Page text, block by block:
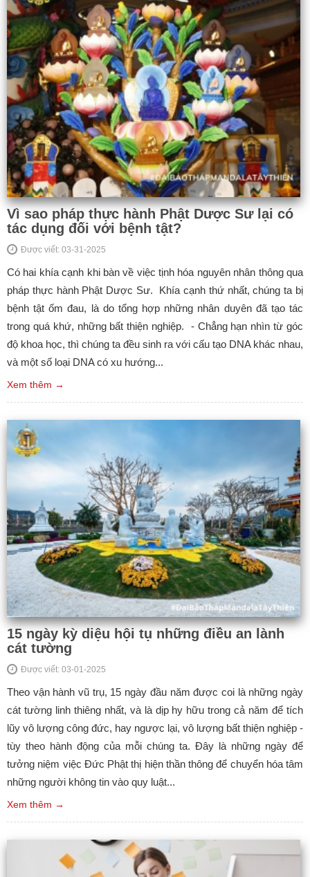
Vì sao pháp thực hành Phật Dược Sư lại có
tác dụng đối với bệnh tật?
Được viết: 03-31-2025
Có hai khía cạnh khi bàn về việc tịnh hóa nguyên nhân thông qua
pháp thực hành Phật Dược Sư. Khía cạnh thứ nhất, chúng ta bị
bệnh tật ốm đau, là do tổng hợp những nhân duyên đã tạo tác
trong quá khứ, những bất thiện nghiệp. - Chẳng hạn nhìn từ góc
độ khoa học, thì chúng ta đều sinh ra với cấu tạo DNA khác nhau,
và một số loại DNA có xu hướng...
Xem thêm →
15 ngày kỳ diệu hội tụ những điều an lành
cát tường
Được viết: 03-01-2025
Theo vận hành vũ trụ, 15 ngày đầu năm được coi là những ngày
cát tường linh thiêng nhất, và là dịp hy hữu trong cả năm để tích
lũy vô lượng công đức, hay ngược lại, vô lượng bất thiện nghiệp -
tùy theo hành động của mỗi chúng ta. Đây là những ngày để
tưởng niệm việc Đức Phật thị hiện thần thông để chuyển hóa tâm
những người không tin vào quy luật...
Xem thêm →